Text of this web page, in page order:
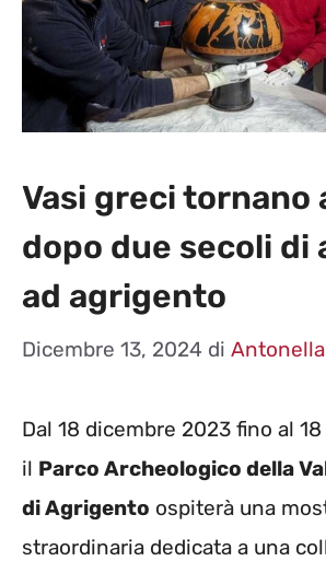
Vasi greci tornano
dopo due secoli di
ad agrigento
Dicembre 13, 2024 di
Dal 18 dicembre 2023 fino al
il Parco Archeologico della
di Agrigento ospiterà una
straordinaria dedicata a una